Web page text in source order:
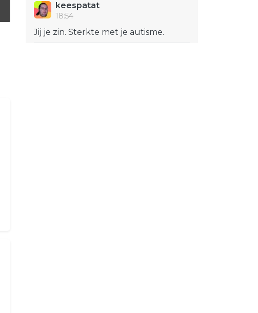
keespatat
18:54
Jij je zin. Sterkte met je autisme.